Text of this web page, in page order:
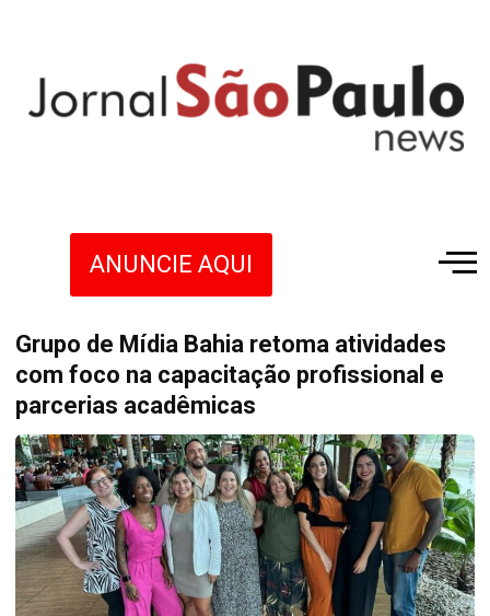
ANUNCIE AQUI
Grupo de Mídia Bahia retoma atividades
com foco na capacitação profissional e
parcerias acadêmicas